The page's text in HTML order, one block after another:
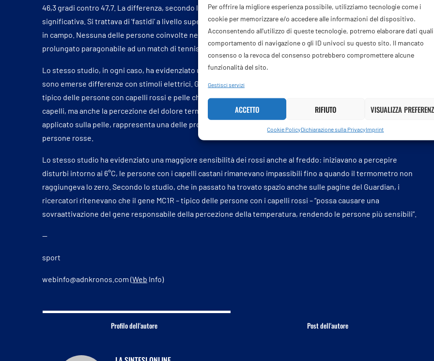
Per offrire la migliore esperienza possibile, utilizziamo tecnologie come i
cookie per memorizzare e/o accedere alle informazioni del dispositivo.
Acconsentendo all'utilizzo di queste tecnologie, potremo elaborare dati
comportamento di navigazione o gli ID univoci su questo sito. Il mancato
consenso o la revoca del consenso potrebbero compromettere alcune
funzionalità del sito.
Gestisci servizi
ACCETTO RIFIUTO VISUALIZZA
Cookie PolicyDichiarazione sulla PrivacyImprint
46,3 gradi contro 47,7. La differenza, secondo lo studio pubblicato su Anesthesiology, era statisticamente
significativa. Si trattava di ‘fastidi’ a livello superficiale, senzasintomiriconducibili a quelli manifestati da Sinner
in campo. Nessuna delle persone coinvolte nello studio, inoltre, veniva esaminata durante uno sforzo
prolungato paragonabile ad un match di tennis sotto ilsole.
Lo stesso studio, in ogni caso, ha evidenziato una maggiore sensibilità anche al freddo doloroso, mentre non
sono emerse differenze con stimoli elettrici. Gli autori collegano questi risultati alle mutazioni del gene MC1R,
tipico delle persone con capelli rossi e pelle chiara. Questo gene sembra influenzare non solo il colore dei
capelli, ma anche la percezione del dolore termico. Lo studio, pur essendo limitato alle donne e al calore
applicato sulla pelle, rappresenta una delle prove scientifiche più solide sulla maggiore sensibilità al caldo delle
persone rosse.
Lo stesso studio ha evidenziato una maggiore sensibilità dei rossi anche al freddo: iniziavano a percepire
disturbi intorno ai 6°C, le persone con i capelli castani rimanevano impassibili fino a quando il termometro non
raggiungeva lo zero. Secondo lo studio, che in passato ha trovato spazio anche sulle pagine del Guardian, i
ricercatori ritenevano che il gene MC1R – tipico delle persone con i capelli rossi – “possa causare una
sovraattivazione del gene responsabile della percezione della temperatura, rendendo le persone più sensibili”.
—
sport
webinfo@adnkronos.com (Web Info)
Profilo dell'autore Post dell'autore